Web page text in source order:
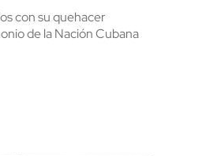
con su quehacer
de la Nación Cubana